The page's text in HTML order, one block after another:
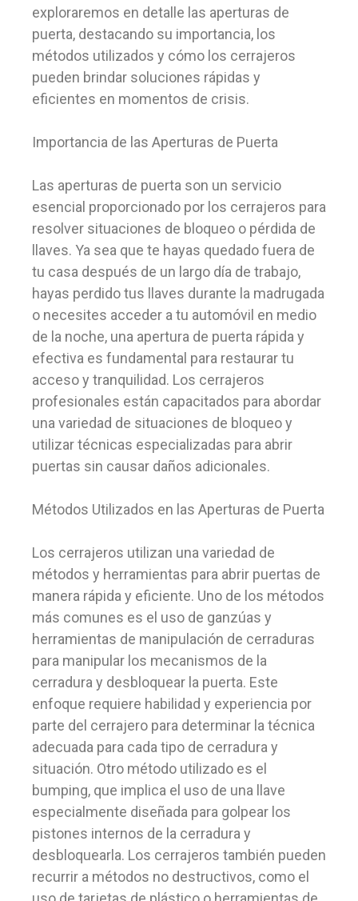
exploraremos en detalle las aperturas de
puerta, destacando su importancia, los
métodos utilizados y cómo los cerrajeros
pueden brindar soluciones rápidas y
eficientes en momentos de crisis.
Importancia de las Aperturas de Puerta
Las aperturas de puerta son un servicio
esencial proporcionado por los cerrajeros para
resolver situaciones de bloqueo o pérdida de
llaves. Ya sea que te hayas quedado fuera de
tu casa después de un largo día de trabajo,
hayas perdido tus llaves durante la madrugada
o necesites acceder a tu automóvil en medio
de la noche, una apertura de puerta rápida y
efectiva es fundamental para restaurar tu
acceso y tranquilidad. Los cerrajeros
profesionales están capacitados para abordar
una variedad de situaciones de bloqueo y
utilizar técnicas especializadas para abrir
puertas sin causar daños adicionales.
Métodos Utilizados en las Aperturas de Puerta
Los cerrajeros utilizan una variedad de
métodos y herramientas para abrir puertas de
manera rápida y eficiente. Uno de los métodos
más comunes es el uso de ganzúas y
herramientas de manipulación de cerraduras
para manipular los mecanismos de la
cerradura y desbloquear la puerta. Este
enfoque requiere habilidad y experiencia por
parte del cerrajero para determinar la técnica
adecuada para cada tipo de cerradura y
situación. Otro método utilizado es el
bumping, que implica el uso de una llave
especialmente diseñada para golpear los
pistones internos de la cerradura y
desbloquearla. Los cerrajeros también pueden
recurrir a métodos no destructivos, como el